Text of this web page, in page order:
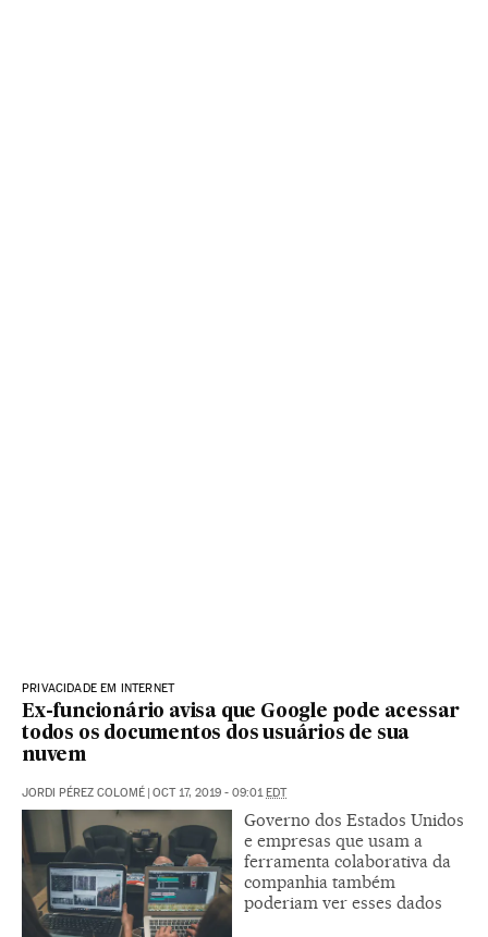
PRIVACIDADE EM INTERNET
Ex-funcionário avisa que Google pode acessar
todos os documentos dos usuários de sua
nuvem
JORDI PÉREZ COLOMÉ | OCT 17, 2019 - 09:01EDT
Governo dos Estados Unidos
e empresas que usam a
ferramenta colaborativa da
companhia também
poderiam ver esses dados